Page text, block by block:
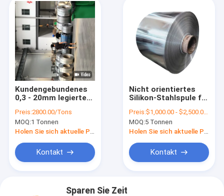
Kundengebundenes
0,3 - 20mm legierter
Monel-
Metallstreifen-
Folien-Band
Preis:2800.00/Tons
MOQ:1 Tonnen
Holen Sie sich aktuelle Preis
Kontakt
Nicht orientiertes
Silikon-Stahlspule für
Kern elektrische
Spule Crngo Crgo
walzte kalt
Preis:$1,000.00 - $2,500.00/Tons
MOQ:5 Tonnen
Holen Sie sich aktuelle Preis
Kontakt
Sparen Sie Zeit